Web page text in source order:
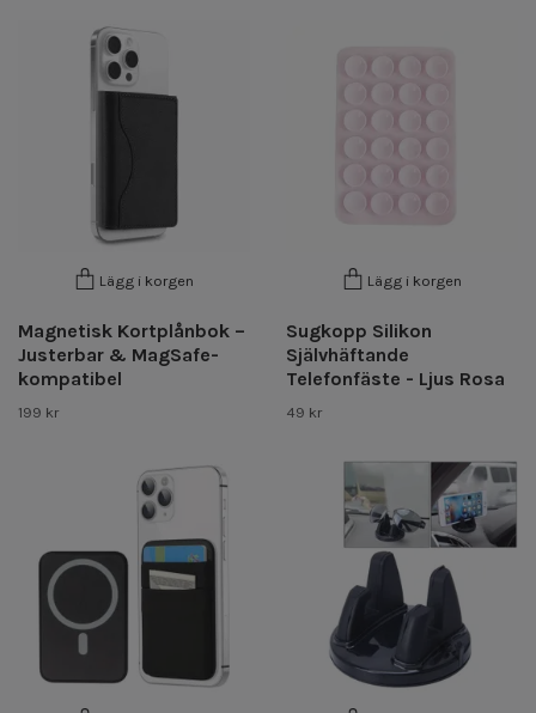
Lägg i korgen
Magnetisk Kortplånbok –
Justerbar & MagSafe-
kompatibel
199 kr
Lägg i korgen
Sugkopp Silikon
Självhäftande
Telefonfäste - Ljus Rosa
49 kr